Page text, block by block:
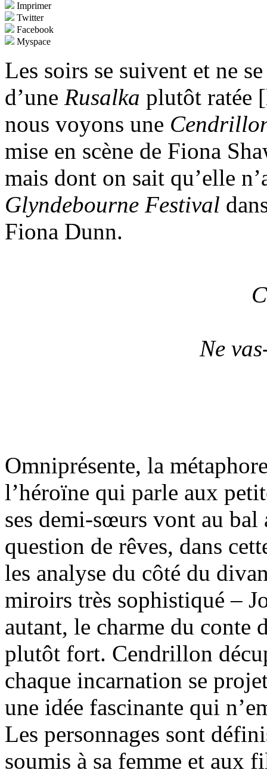
Imprimer
Twitter
Facebook
Myspace
Les soirs se suivent et ne
d’une Rusalka plutôt ratée
nous voyons une
mise en scène de Fiona
mais dont on sait qu’elle
Glyndebourne Festival
Fiona Dunn.
Ne
Omniprésente, la
l’héroïne qui parle aux
ses demi-sœurs vont au
question de rêves, dans
les analyse du côté du
miroirs très sophistiqué –
autant, le charme du conte
plutôt fort. Cendrillon
chaque incarnation se
une idée fascinante qui
Les personnages sont
soumis à sa femme et aux